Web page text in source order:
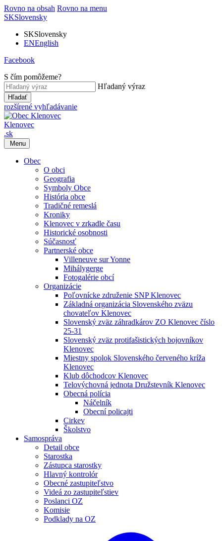
Rovno na obsah Rovno na menu
SKSlovensky
SKSlovensky
ENEnglish
Facebook
S čím pomôžeme?
Hľadaný výraz
Hľadať
rozšírené vyhľadávanie
Klenovec
.sk
Menu
Obec
O obci
Geografia
Symboly Obce
História obce
Tradičné remeslá
Kroniky
Klenovec v zrkadle času
Historické osobnosti
Súčasnosť
Partnerské obce
Villeneuve sur Yonne
Mihálygerge
Fotogalérie obcí
Organizácie
Poľovnícke združenie SNP Klenovec
Základná organizácia Slovenského zväzu
chovateľov Klenovec
Slovenský zväz záhradkárov ZO Klenovec číslo
25-31
Slovenský zväz protifašistických bojovníkov
Klenovec
Miestny spolok Slovenského červeného kríža
Klenovec
Klub dôchodcov Klenovec
Telovýchovná jednota Družstevník Klenovec
Obecná polícia
Náčelník
Obecní policajti
Cirkev
Školstvo
Samospráva
Detail obce
Starostka
Zástupca starostky
Hlavný kontrolór
Obecné zastupiteľstvo
Videá zo zastupiteľstiev
Poslanci OZ
Komisie
Podklady na OZ